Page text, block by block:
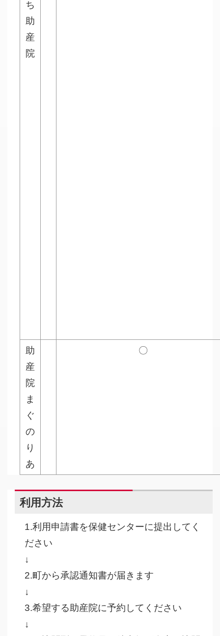
ち
助
産
院
助
産
院
ま
ぐ
の
り
あ
〇
利用方法
1.利用申請書を保健センターに提出してく
ださい
↓
2.町から承認通知書が届きます
↓
3.希望する助産院に予約してください
↓